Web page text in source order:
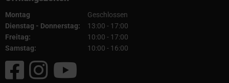
Montag
Geschlossen
Dienstag - Donnerstag:
13:00 - 17:00
Freitag:
10:00 - 17:00
Samstag:
10:00 - 16:00